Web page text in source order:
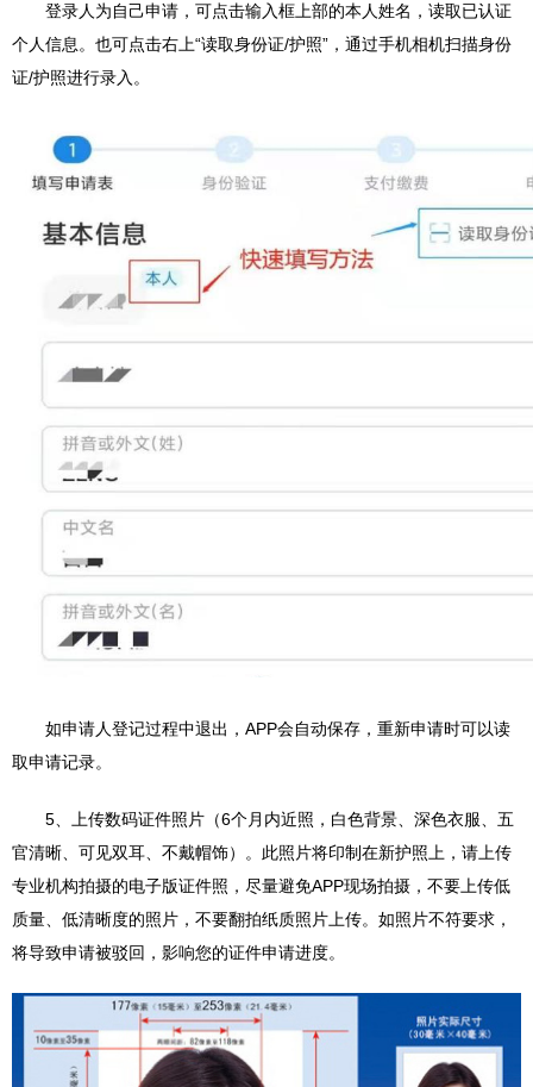
登录人为自己申请，可点击输入框上部的本人姓名，读取已认证
个人信息。也可点击右上“读取身份证/护照”，通过手机相机扫描身份
证/护照进行录入。
如申请人登记过程中退出，APP会自动保存，重新申请时可以读
取申请记录。
5、上传数码证件照片（6个月内近照，白色背景、深色衣服、五
官清晰、可见双耳、不戴帽饰）。此照片将印制在新护照上，请上传
专业机构拍摄的电子版证件照，尽量避免APP现场拍摄，不要上传低
质量、低清晰度的照片，不要翻拍纸质照片上传。如照片不符要求，
将导致申请被驳回，影响您的证件申请进度。